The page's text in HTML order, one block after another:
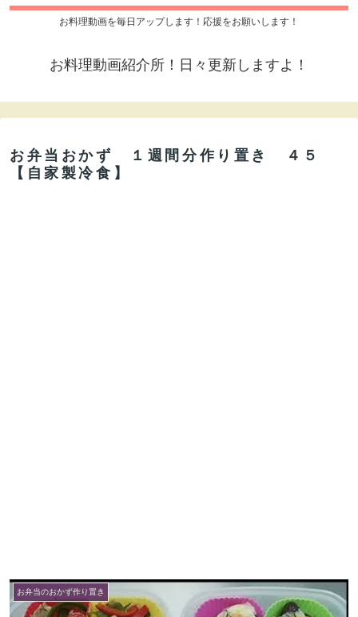
お料理動画を毎日アップします！応援をお願いします！
お料理動画紹介所！日々更新しますよ！
お弁当おかず １週間分作り置き ４５
【自家製冷食】
お弁当のおかず作り置き